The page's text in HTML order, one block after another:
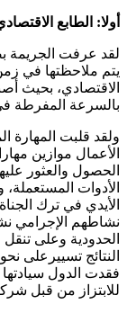
أولا: الطابع
لقد عرفت الجريمة
يتم ملاحظتها في
الاقتصادي، بحيث
بالسرعة المفرطة
ولقد قلبت المهارة
الأعمال موازين
الحصول والعثور
الأدوات المستعملة،
الأيدي في ترك
نشاطهم الإجرامي
الحدودية وعلى
النتائج تسييرعلى
فقدت الدول
للابتزاز من قبل